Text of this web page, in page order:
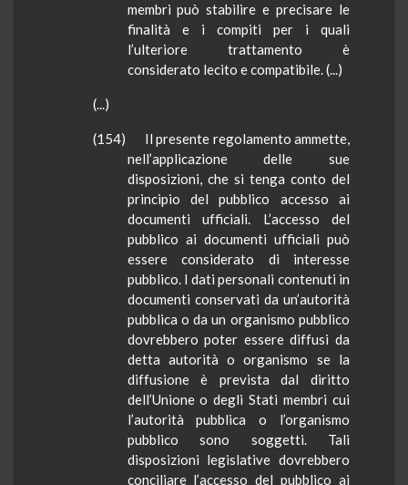
membri può stabilire e precisare le
finalità e i compiti per i quali
l’ulteriore trattamento è
considerato lecito e compatibile. (...)
(...)
(154) Il presente regolamento ammette,
nell’applicazione delle sue
disposizioni, che si tenga conto del
principio del pubblico accesso ai
documenti ufficiali. L’accesso del
pubblico ai documenti ufficiali può
essere considerato di interesse
pubblico. I dati personali contenuti in
documenti conservati da un’autorità
pubblica o da un organismo pubblico
dovrebbero poter essere diffusi da
detta autorità o organismo se la
diffusione è prevista dal diritto
dell’Unione o degli Stati membri cui
l’autorità pubblica o l’organismo
pubblico sono soggetti. Tali
disposizioni legislative dovrebbero
conciliare l’accesso del pubblico ai